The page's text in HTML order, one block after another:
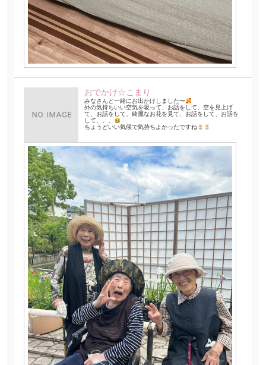
おでかけ☆こまり
みなさんと一緒にお出かけしました〜
外の気持ちいい空気を吸って、お話をして、空を見上げ
て、お話をして、綺麗なお花を見て、お話をして、お話を
して、、、
ちょうどいい気候で気持ちよかったですね